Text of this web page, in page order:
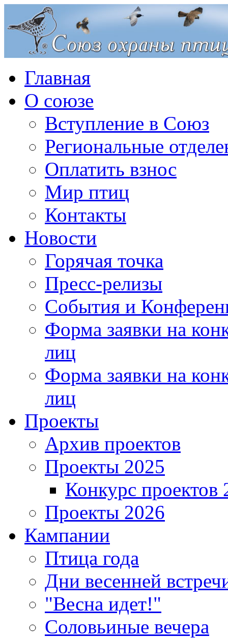
Главная
О союзе
Вступление в Союз
Региональные
Оплатить взнос
Мир птиц
Контакты
Новости
Горячая точка
Пресс-релизы
События и
Форма заявки на
лиц
Форма заявки на
лиц
Проекты
Архив проектов
Проекты 2025
Конкурс проектов
Проекты 2026
Кампании
Птица года
Дни весенней
"Весна идет!"
Соловьиные вечера